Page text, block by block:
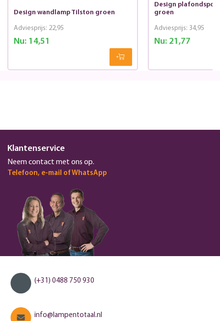
Design wandlamp Tilston groen
Nu:14,51
Adviesprijs: 22,95
Design plafondspot
groen
Nu:21,77
Adviesprijs: 34,95
Klantenservice
Neem contact met ons op.
Telefoon, e-mail of WhatsApp
(+31) 0488 750 930
info@lampentotaal.nl